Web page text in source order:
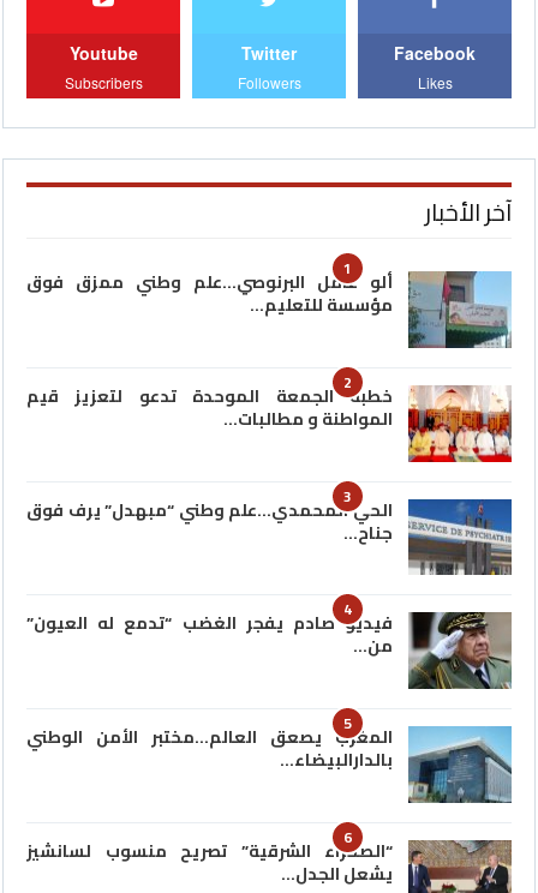
Facebook
Likes
Twitter
Followers
Youtube
Subscribers
آخر الأخبار
1
ألو عامل البرنوصي…علم وطني ممزق فوق
مؤسسة للتعليم…
2
خطبة الجمعة الموحدة تدعو لتعزيز قيم
المواطنة و مطالبات…
3
الحي المحمدي…علم وطني “مبهدل” يرف فوق
جناح…
4
فيديو صادم يفجر الغضب “تدمع له العيون”
من…
5
المغرب يصعق العالم…مختبر الأمن الوطني
بالدارالبيضاء…
6
“الصحراء الشرقية” تصريح منسوب لسانشيز
يشعل الجدل…